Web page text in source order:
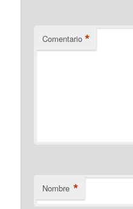
Comentario *
Nombre *